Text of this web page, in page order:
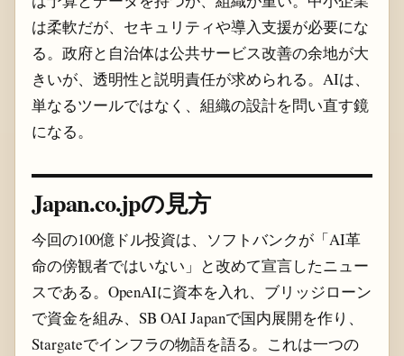
は柔軟だが、セキュリティや導入支援が必要にな
る。政府と自治体は公共サービス改善の余地が大
きいが、透明性と説明責任が求められる。AIは、
単なるツールではなく、組織の設計を問い直す鏡
になる。
Japan.co.jpの見方
今回の100億ドル投資は、ソフトバンクが「AI革
命の傍観者ではいない」と改めて宣言したニュー
スである。OpenAIに資本を入れ、ブリッジローン
で資金を組み、SB OAI Japanで国内展開を作り、
Stargateでインフラの物語を語る。これは一つの